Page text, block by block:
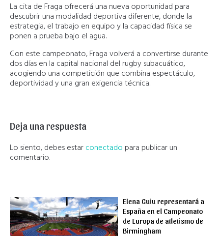
La cita de Fraga ofrecerá una nueva oportunidad para
descubrir una modalidad deportiva diferente, donde la
estrategia, el trabajo en equipo y la capacidad física se
ponen a prueba bajo el agua.
Con este campeonato, Fraga volverá a convertirse durante
dos días en la capital nacional del rugby subacuático,
acogiendo una competición que combina espectáculo,
deportividad y una gran exigencia técnica.
Deja una respuesta
Lo siento, debes estarconectado para publicar un
comentario.
Elena Guiu representará a
España en el Campeonato
de Europa de atletismo de
Birmingham